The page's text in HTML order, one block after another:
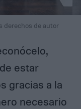
derechos de autor
estar
gracias a la
necesario